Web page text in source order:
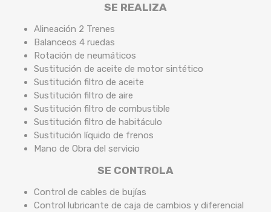
SE REALIZA
Alineación 2 Trenes
Balanceos 4 ruedas
Rotación de neumáticos
Sustitución de aceite de motor sintético
Sustitución filtro de aceite
Sustitución filtro de aire
Sustitución filtro de combustible
Sustitución filtro de habitáculo
Sustitución líquido de frenos
Mano de Obra del servicio
SE CONTROLA
Control de cables de bujías
Control lubricante de caja de cambios y diferencial